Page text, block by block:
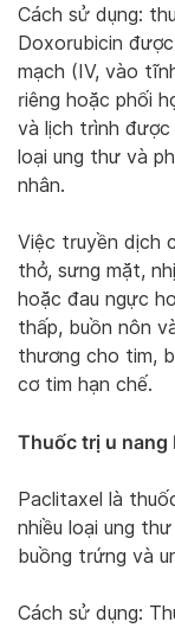
Cách sử dụng:
Doxorubicin
mạch (IV, vào
riêng hoặc phối
và lịch trình
loại ung thư và
nhân.
Việc truyền dịch
thở, sưng mặt,
hoặc đau ngực
thấp, buồn nôn
thương cho tim,
cơ tim hạn chế.
Thuốc trị u nang
Paclitaxel là
nhiều loại ung
buồng trứng và
Cách sử dụng: